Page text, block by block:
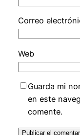
Correo
Web
Guarda mi
en este
comente.